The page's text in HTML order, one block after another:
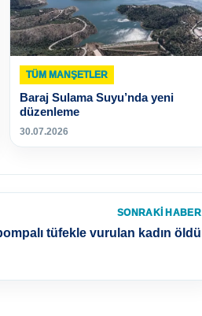
TÜM MANŞETLER
Baraj Sulama Suyu’nda yeni
düzenleme
30.07.2026
SONRAKI HABER
tüfekle vurulan kadın öldü